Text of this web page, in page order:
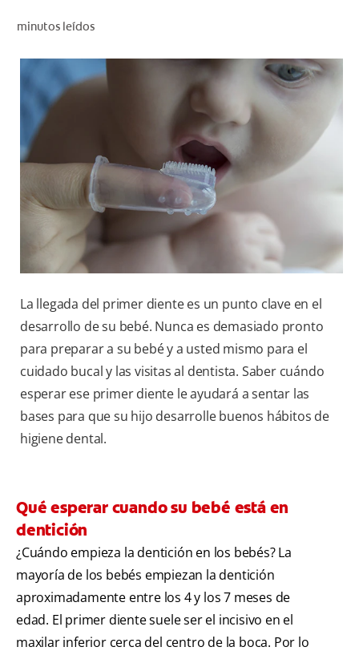
PROMOCIONES
NI (ES)
SUSCRÍBASE
minutos leídos
La llegada del primer diente es un punto clave en el
desarrollo de su bebé. Nunca es demasiado pronto
para preparar a su bebé y a usted mismo para el
cuidado bucal y las visitas al dentista. Saber cuándo
esperar ese primer diente le ayudará a sentar las
bases para que su hijo desarrolle buenos hábitos de
higiene dental.
Qué esperar cuando su bebé está en
dentición
¿Cuándo empieza la dentición en los bebés? La
mayoría de los bebés empiezan la dentición
aproximadamente entre los 4 y los 7 meses de
edad. El primer diente suele ser el incisivo en el
maxilar inferior cerca del centro de la boca. Por lo